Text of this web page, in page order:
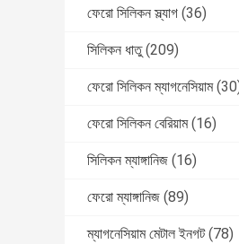
ফেরো সিলিকন স্ল্যাগ (36)
সিলিকন ধাতু (209)
ফেরো সিলিকন ম্যাগনেসিয়াম
ফেরো সিলিকন বেরিয়াম (16)
সিলিকন ম্যাঙ্গানিজ (16)
ফেরো ম্যাঙ্গানিজ (89)
ম্যাগনেসিয়াম মেটাল ইনগট (78)